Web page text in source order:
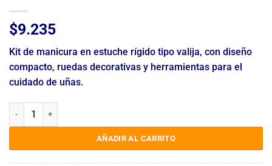
$9.235
Kit de manicura en estuche rígido tipo valija, con diseño
compacto, ruedas decorativas y herramientas para el
cuidado de uñas.
KIT MANICURA EN ESTUCHE TIPO VALIJA D3578 cantidad
AÑADIR AL CARRITO